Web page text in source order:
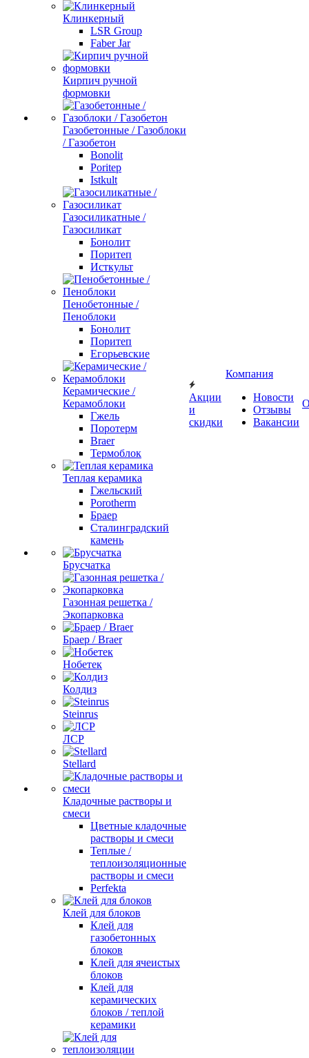
Клинкерный
LSR Group
Faber Jar
Кирпич ручной
формовки
Газобетонные / Газоблоки
/ Газобетон
Bonolit
Poritep
Istkult
Газосиликатные /
Газосиликат
Бонолит
Поритеп
Исткульт
Пенобетонные /
Пеноблоки
Бонолит
Поритеп
Егорьевские
Керамические /
Керамоблоки
Гжель
Поротерм
Braer
Термоблок
Теплая керамика
Гжельский
Porotherm
Браер
Сталинградский
камень
Брусчатка
Газонная решетка /
Экопарковка
Браер / Braer
Нобетек
Колдиз
Steinrus
ЛСР
Stellard
Кладочные растворы и
смеси
Цветные кладочные
растворы и смеси
Теплые /
теплоизоляционные
растворы и смеси
Perfekta
Клей для блоков
Клей для
газобетонных
блоков
Клей для ячеистых
блоков
Клей для
керамических
блоков / теплой
керамики
Акции
и
скидки
Компания
Новости
Отзывы
Вакансии